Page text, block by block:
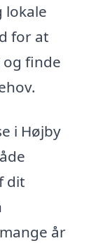
lokale
for at
finde
i Højby
dit
år